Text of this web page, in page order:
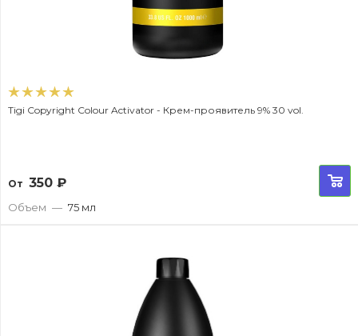
Tigi Copyright Colour Activator - Крем-проявитель 9% 30 vol.
От 350 ₽
Объем — 75 мл